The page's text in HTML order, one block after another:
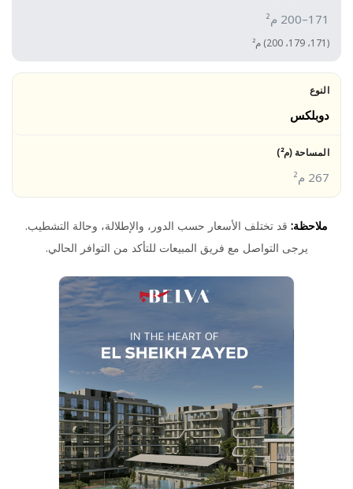
171–200 م²
(171، 179، 200) م²
دوبلكس
267 م²
ملاحظة: قد تختلف الأسعار حسب الدور، والإطلالة، وحالة التشطيب.
يرجى التواصل مع فريق المبيعات للتأكد من التوافر الحالي.